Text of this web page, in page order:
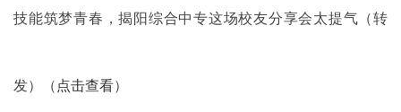
技能筑梦青春，揭阳综合中专这场校友分享会太提气 （转
发）（ 点击查看）